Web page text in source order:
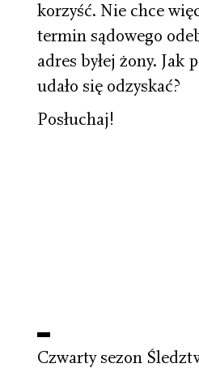
korzyść. Nie chce
termin sądowego
adres byłej żony. Jak
udało się odzyskać?
Posłuchaj!
Czwarty sezon